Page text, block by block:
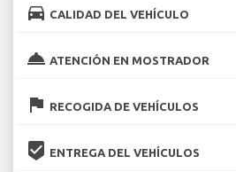
directions_car CALIDAD DEL VEHÍCULO
room_service ATENCIÓN EN MOSTRADOR
flag RECOGIDA DE VEHÍCULOS
beenhere ENTREGA DEL VEHÍCULOS